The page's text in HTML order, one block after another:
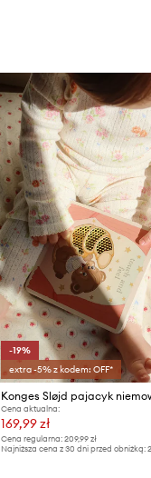
-19%
extra -5% z kodem: OFF*
Cena aktualna:
169,99 zł
Cena regularna: 209,99 zł
Najniższa cena z 30 dni przed obniżką: